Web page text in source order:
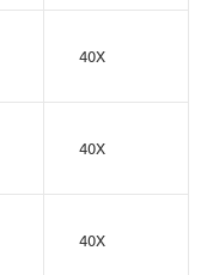
40Х
40Х
40Х